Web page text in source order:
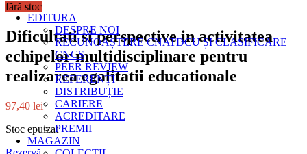
EDITURA
DESPRE NOI
RECUNOAȘTERE CNATDCU ȘI CLASIFICARE
CNCS
PEER REVIEW
REFERENȚI
DISTRIBUȚIE
CARIERE
ACREDITARE
PREMII
MAGAZIN
fără stoc
Dificultati si perspective in activitatea
echipelor multidisciplinare pentru
realizarea egalitatii educationale
97,40 lei
Stoc epuizat